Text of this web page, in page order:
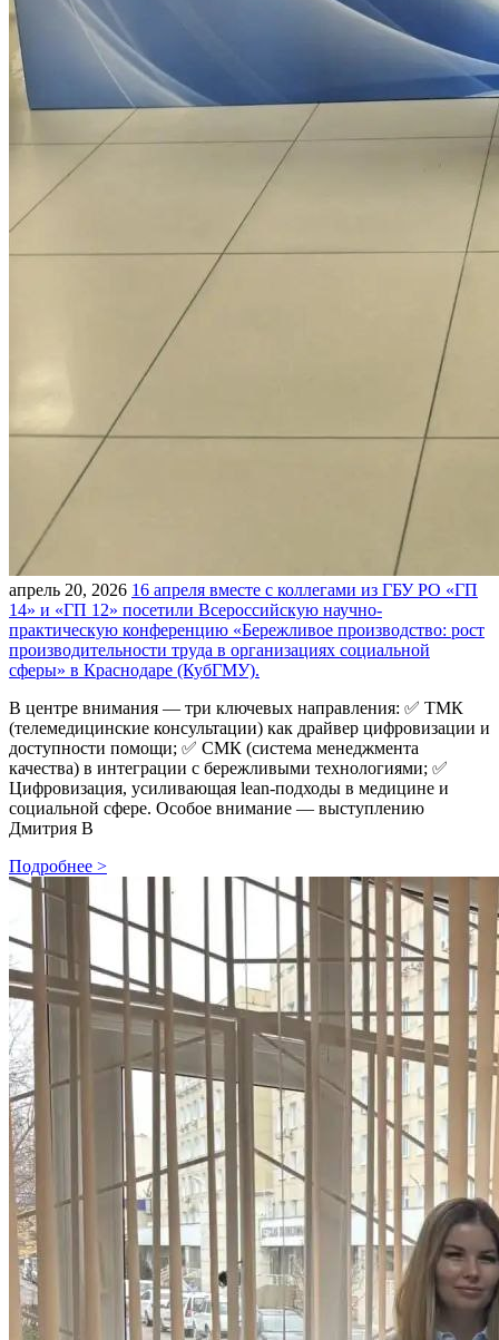
апрель 20, 2026 16 апреля вместе с коллегами из ГБУ РО «ГП
14» и «ГП 12» посетили Всероссийскую научно-
практическую конференцию «Бережливое производство: рост
производительности труда в организациях социальной
сферы» в Краснодаре (КубГМУ).
В центре внимания — три ключевых направления: ✅ ТМК
(телемедицинские консультации) как драйвер цифровизации и
доступности помощи; ✅ СМК (система менеджмента
качества) в интеграции с бережливыми технологиями; ✅
Цифровизация, усиливающая lean-подходы в медицине и
социальной сфере. Особое внимание — выступлению
Дмитрия В
Подробнее >